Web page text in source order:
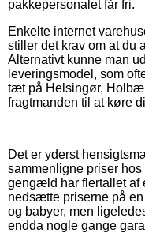
pakkepersonalet får fri.
Enkelte internet
stiller det krav om at du
Alternativt kunne man
leveringsmodel, som
tæt på Helsingør,
fragtmanden til at køre
Det er yderst
sammenligne priser hos
gengæld har flertallet af
nedsætte priserne på
og babyer, men
endda nogle gange